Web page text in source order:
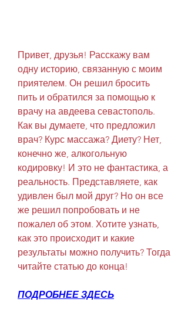
Привет, друзья! Расскажу вам
одну историю, связанную с моим
приятелем. Он решил бросить
пить и обратился за помощью к
врачу на авдеева севастополь.
Как вы думаете, что предложил
врач? Курс массажа? Диету? Нет,
конечно же, алкогольную
кодировку! И это не фантастика, а
реальность. Представляете, как
удивлен был мой друг? Но он все
же решил попробовать и не
пожалел об этом. Хотите узнать,
как это происходит и какие
результаты можно получить? Тогда
читайте статью до конца!
ПОДРОБНЕЕ ЗДЕСЬ